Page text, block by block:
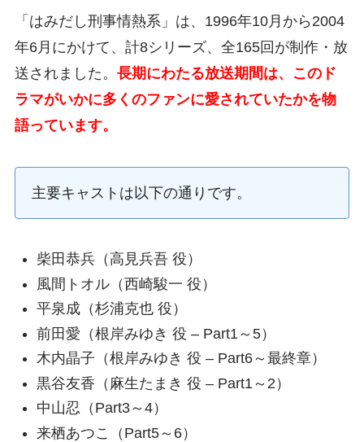
「はみだし刑事情熱系」は、1996年10月から2004
年6月にかけて、計8シリーズ、全165回が制作・放
送されました。 長期にわたる放送期間は、このド
ラマがいかに多くのファンに愛されていたかを物
語っています。
主要キャストは以下の通りです。
柴田恭兵（高見兵吾 役）
風間トオル（西崎駿一 役）
平泉成（杉浦克也 役）
前田愛（根岸みゆき 役 – Part1～5）
木内晶子（根岸みゆき 役 – Part6～最終章）
黒谷友香（麻生たまき 役 – Part1～2）
中山忍（Part3～4）
来栖あつこ（Part5～6）